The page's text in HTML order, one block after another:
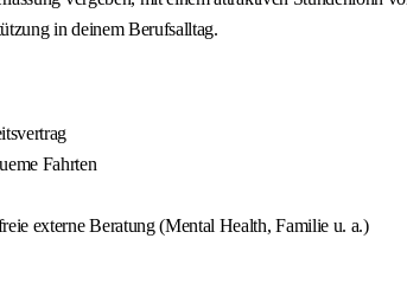
in deinem Berufsalltag.
Fahrten
externe Beratung (Mental Health, Familie u. a.)